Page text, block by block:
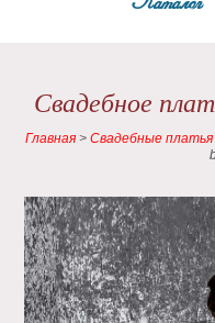
Свадебное
Главная> Свадебные платья